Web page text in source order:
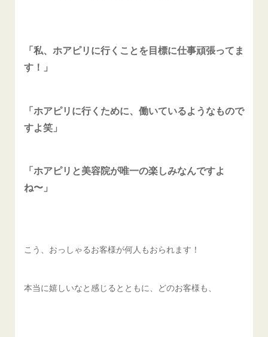
「私、ホアピリに行くことを目標に仕事頑張ってま
す！」
「ホアピリに行くために、働いているようなもので
すよ笑」
「ホアピリと美容院が唯一の楽しみなんですよ
ね〜」
こう、おっしゃるお客様が何人もおられます！
本当に嬉しいなと感じるとともに、どのお客様も、